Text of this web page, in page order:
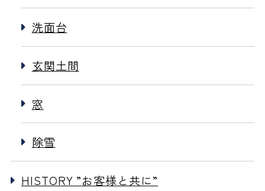
洗面台
玄関土間
窓
除雪
HISTORY ”お客様と共に”